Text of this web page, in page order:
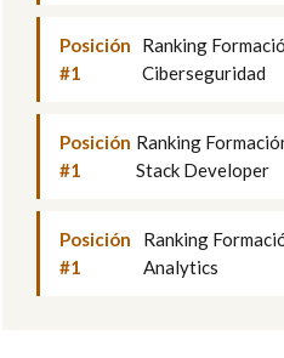
Posición
#1
Ranking
Ciberseguridad
Posición
#1
Ranking
Stack Developer
Posición
#1
Ranking
Analytics